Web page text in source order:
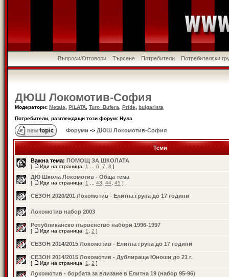
Въпроси/Отговори Търсене Потребители Потребителски
ДЮШ Локомотив-София
Модератори: Metala PILATA Turo_Bufera Pride
bulgarista
Потребители, разглеждащи този форум: Нула
Форуми -> ДЮШ Локомотив-София
Теми
Важна тема: ПОМОЩ ЗА ШКОЛАТА
[ Иди на страница: 1 6 7 8 ]
ДЮ Школа Локомотив - Обща тема
[ Иди на страница: 1 43 44 45 ]
СЕЗОН 2020/201 Локомотив - Елитна група до 17 години
Локомотив набор 2003
Републиканско първенство набори 1996-1997
[ Иди на страница: 1 2 ]
СЕЗОН 2014/2015 Локомотив - Елитна група до 17 години
СЕЗОН 2014/2015 Локомотив - Дублираща Юноши до 21 г.
[ Иди на страница: 1 2 ]
Локомотив - борбата за влизане в Елитна 19 (набор 95-96)